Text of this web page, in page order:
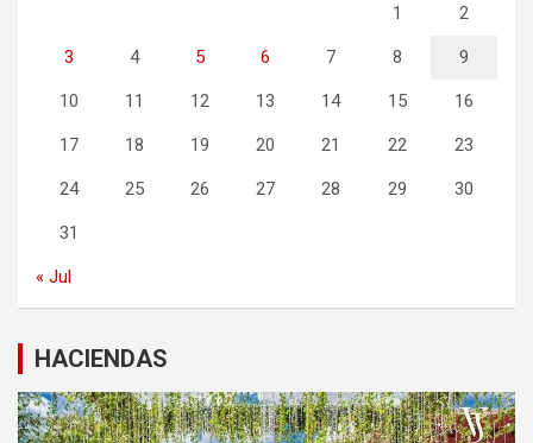
1 2
3 4 5 6 7 8 9
10 11 12 13 14 15 16
17 18 19 20 21 22 23
24 25 26 27 28 29 30
31
« Jul
HACIENDAS